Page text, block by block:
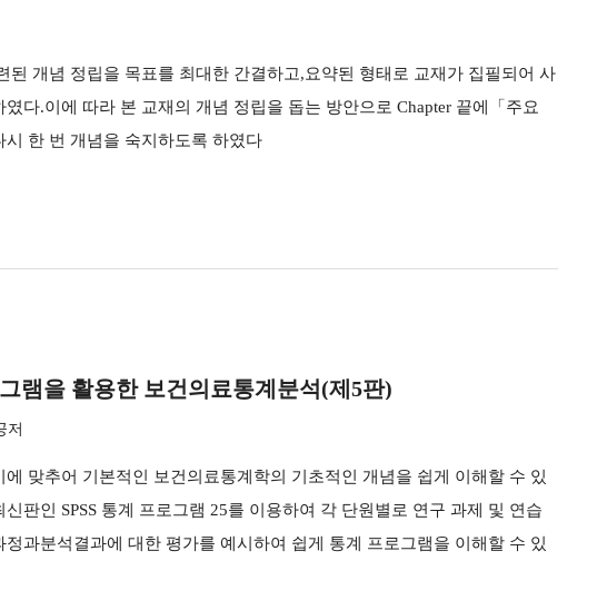
된 개념 정립을 목표를 최대한 간결하고,요약된 형태로 교재가 집필되어 사
다.이에 따라 본 교재의 개념 정립을 돕는 방안으로 Chapter 끝에「주요
시 한 번 개념을 숙지하도록 하였다
램을 활용한 보건의료통계분석(제5판)
저
에 맞추어 기본적인 보건의료통계학의 기초적인 개념을 쉽게 이해할 수 있
판인 SPSS 통계 프로그램 25를 이용하여 각 단원별로 연구 과제 및 연습
정과분석결과에 대한 평가를 예시하여 쉽게 통계 프로그램을 이해할 수 있